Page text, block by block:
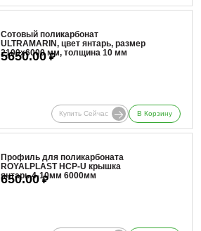
Сотовый поликарбонат
ULTRAMARIN, цвет янтарь, размер
2100x6000 мм, толщина 10 мм
5650.00₽
Купить Сейчас В Корзину
Профиль для поликарбоната
ROYALPLAST HCP-U крышка
янтарь 4-10мм 6000мм
650.00₽